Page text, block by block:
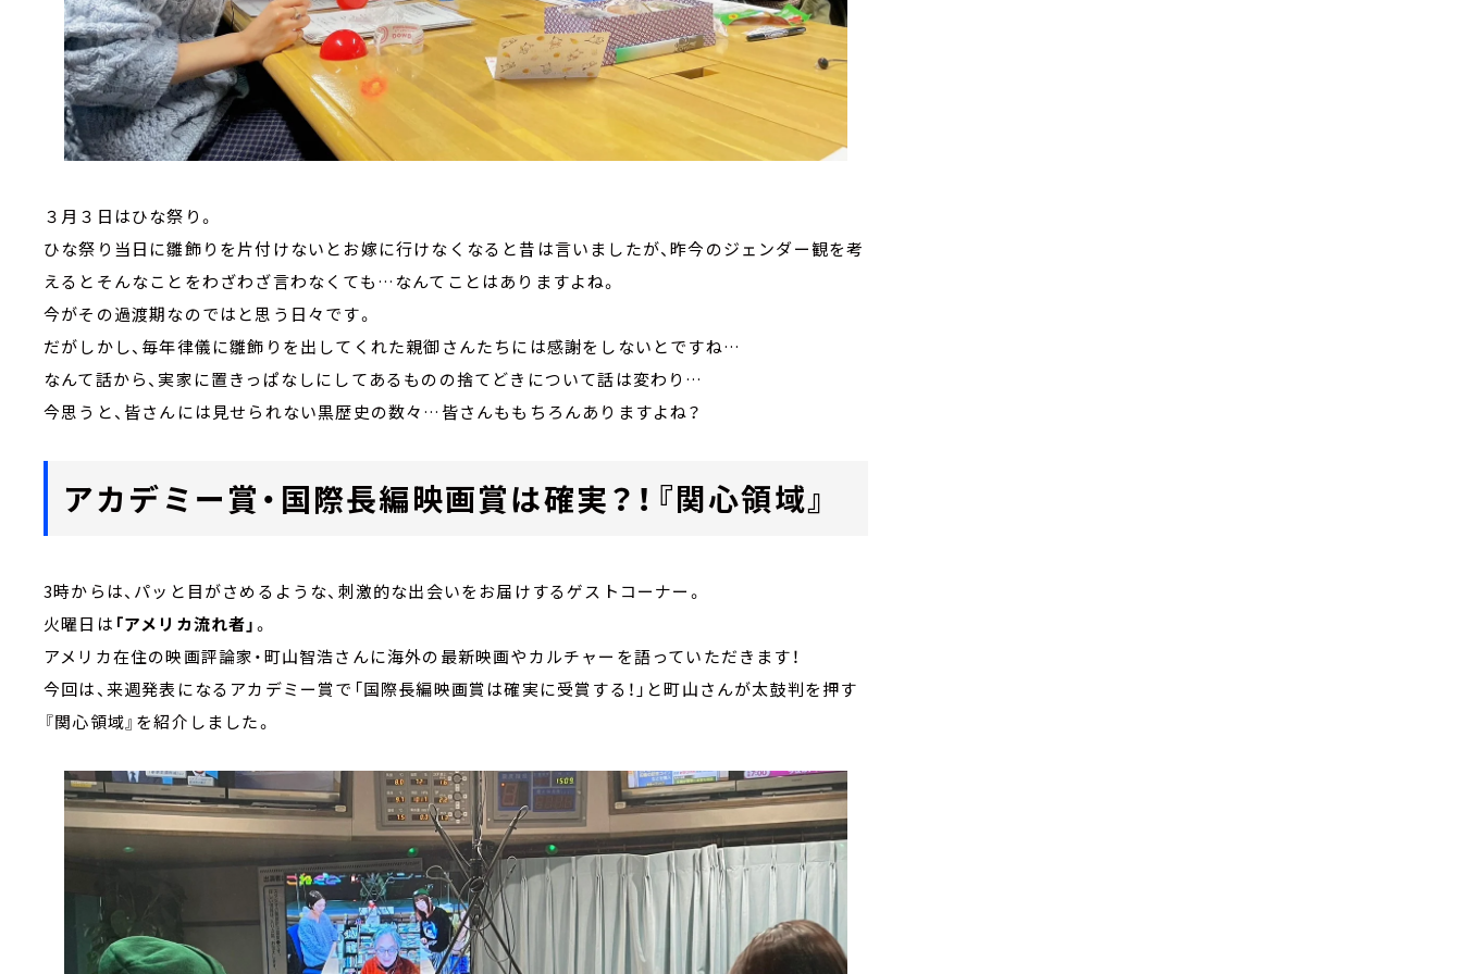
３月３日はひな祭り。
ひな祭り当日に雛飾りを片付けないとお嫁に行けなくなると昔は言いましたが、昨今のジェンダー観を考
えるとそんなことをわざわざ言わなくても…なんてことはありますよね。
今がその過渡期なのではと思う日々です。
だがしかし、毎年律儀に雛飾りを出してくれた親御さんたちには感謝をしないとですね…
なんて話から、実家に置きっぱなしにしてあるものの捨てどきについて話は変わり…
今思うと、皆さんには見せられない黒歴史の数々…皆さんももちろんありますよね？
アカデミー賞・国際長編映画賞は確実？！『関心領域』
3時からは、パッと目がさめるような、刺激的な出会いをお届けするゲストコーナー。
火曜日は 「アメリカ流れ者」。
アメリカ在住の映画評論家・町山智浩さんに海外の最新映画やカルチャーを語っていただきます！
今回は、来週発表になるアカデミー賞で「国際長編映画賞は確実に受賞する！」と町山さんが太鼓判を押す
『関心領域』を紹介しました。